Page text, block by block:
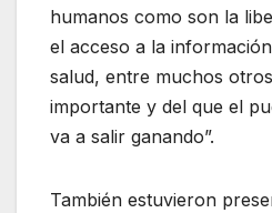
humanos como son la
el acceso a la
salud, entre muchos
importante y del que el
va a salir ganando”.
También estuvieron